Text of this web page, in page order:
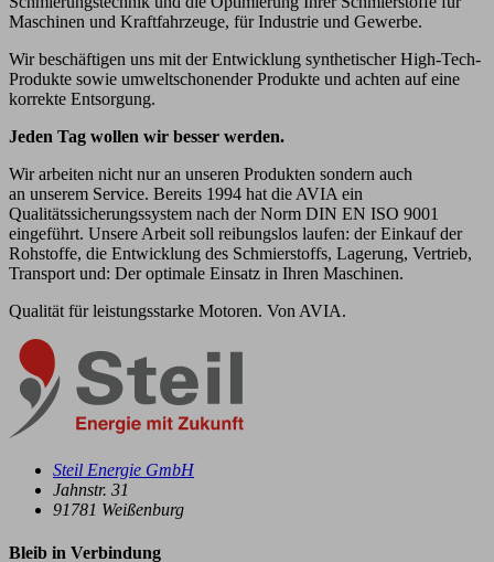
Maschinen und Kraftfahrzeuge, für Industrie und Gewerbe.
Wir beschäftigen uns mit der Entwicklung synthetischer High-Tech-
Produkte sowie umweltschonender Produkte und achten auf eine
korrekte Entsorgung.
Jeden Tag wollen wir besser werden.
Wir arbeiten nicht nur an unseren Produkten sondern auch
an unserem Service. Bereits 1994 hat die AVIA ein
Qualitätssicherungssystem nach der Norm DIN EN ISO 9001
eingeführt. Unsere Arbeit soll reibungslos laufen: der Einkauf der
Rohstoffe, die Entwicklung des Schmierstoffs, Lagerung, Vertrieb,
Transport und: Der optimale Einsatz in Ihren Maschinen.
Qualität für leistungsstarke Motoren. Von AVIA.
Steil Energie GmbH
Jahnstr. 31
91781 Weißenburg
Bleib in Verbindung